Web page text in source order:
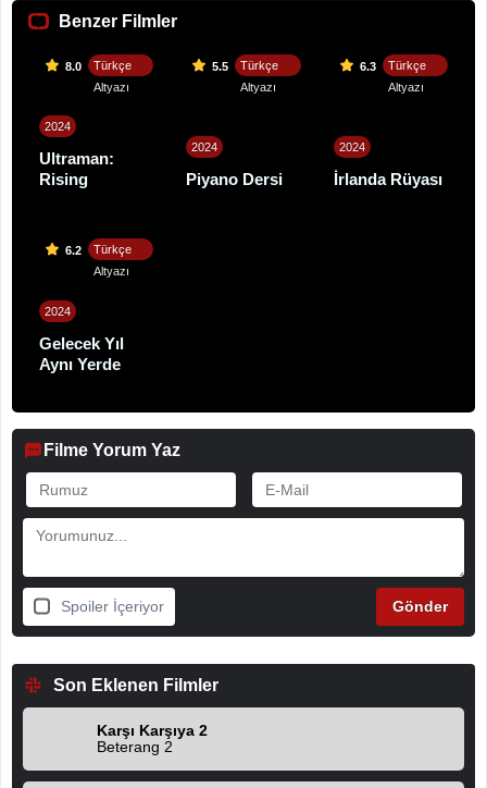
Benzer Filmler
8.0
Türkçe
Altyazı
2024
Ultraman:
Rising
5.5
Türkçe
Altyazı
2024
Piyano Dersi
6.3
Türkçe
Altyazı
2024
İrlanda Rüyası
6.2
Türkçe
Altyazı
2024
Gelecek Yıl
Aynı Yerde
Filme Yorum Yaz
Spoiler İçeriyor
Son Eklenen Filmler
Karşı Karşıya 2
Beterang 2